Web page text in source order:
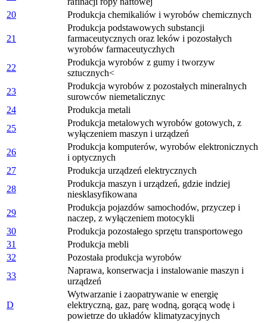
20
Produkcja chemikaliów i wyrobów chemicznych
21
Produkcja podstawowych substancji
farmaceutycznych oraz leków i pozostałych
wyrobów farmaceutyczhych
22
Produkcja wyrobów z gumy i tworzyw
sztucznych<
23
Produkcja wyrobów z pozostałych mineralnych
surowców niemetalicznyc
24
Produkcja metali
25
Produkcja metalowych wyrobów gotowych, z
wyłączeniem maszyn i urządzeń
26
Produkcja komputerów, wyrobów elektronicznych
i optycznych
27
Produkcja urządzeń elektrycznych
28
Produkcja maszyn i urządzeń, gdzie indziej
niesklasyfikowana
29
Produkcja pojazdów samochodów, przyczep i
naczep, z wyłączeniem motocykli
30
Produkcja pozostałego sprzętu transportowego
31
Produkcja mebli
32
Pozostała produkcja wyrobów
33
Naprawa, konserwacja i instalowanie maszyn i
urządzeń
D
Wytwarzanie i zaopatrywanie w energię
elektryczną, gaz, parę wodną, gorącą wodę i
powietrze do układów klimatyzacyjnych